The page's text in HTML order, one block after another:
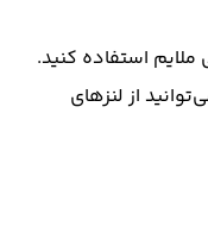
استفاده کنید.
از لنزهای